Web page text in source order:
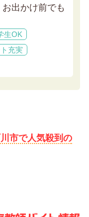
出かけ前でも
生OK
充実
市で人気殺到の